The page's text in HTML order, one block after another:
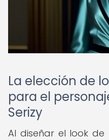
La elección de
para el
Serizy
Al diseñar el look